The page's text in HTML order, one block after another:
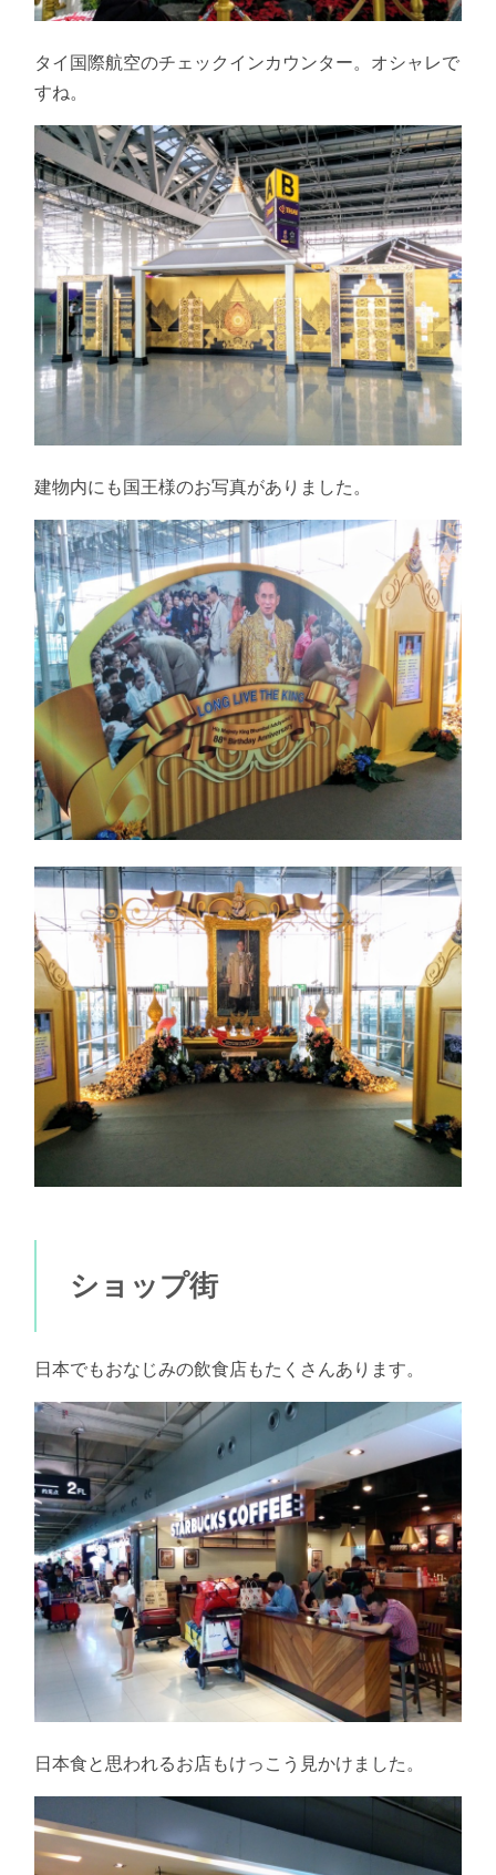
タイ国際航空のチェックインカウンター。オシャレで
すね。
建物内にも国王様のお写真がありました。
ショップ街
日本でもおなじみの飲食店もたくさんあります。
日本食と思われるお店もけっこう見かけました。